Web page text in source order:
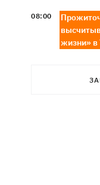
08:00
жизни» в
драка,